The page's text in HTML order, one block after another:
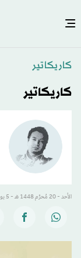
كاريكاتير
كاريكاتير
الأحد - 20 مُحرَّم 1448 هـ - 5 يوليو 2026 م